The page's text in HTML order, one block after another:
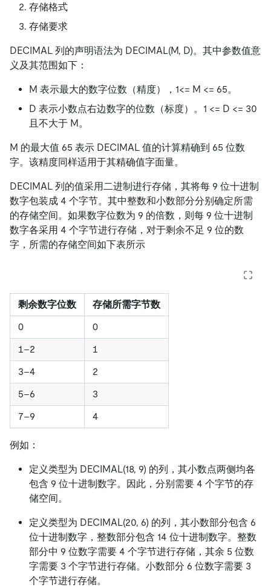
存储格式
存储要求
DECIMAL 列的声明语法为 DECIMAL(M, D)。其中参数值意
义及其范围如下：
M 表示最大的数字位数（精度），1<= M <= 65。
D 表示小数点右边数字的位数（标度）。1 <= D <= 30
且不大于 M。
M 的最大值 65 表示 DECIMAL 值的计算精确到 65 位数
字。该精度同样适用于其精确值字面量。
DECIMAL 列的值采用二进制进行存储，其将每 9 位十进制
数字包装成 4 个字节。其中整数和小数部分分别确定所需
的存储空间。如果数字位数为 9 的倍数，则每 9 位十进制
数字各采用 4 个字节进行存储，对于剩余不足 9 位的数
字，所需的存储空间如下表所示
剩余数字位数
存储所需字节数
0
0
1–2
1
3–4
2
5–6
3
7–9
4
例如：
定义类型为 DECIMAL(18, 9) 的列，其小数点两侧均各
包含 9 位十进制数字。因此，分别需要 4 个字节的存
储空间。
定义类型为 DECIMAL(20, 6) 的列，其小数部分包含 6
位十进制数字，整数部分包含 14 位十进制数字。整数
部分中 9 位数字需要 4 个字节进行存储，其余 5 位数
字需要 3 个字节进行存储。小数部分 6 位数字需要 3
个字节进行存储。